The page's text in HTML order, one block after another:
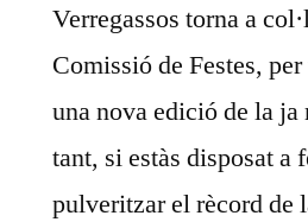
Verregassos torna a
Comissió de Festes,
una nova edició de la
tant, si estàs disposat a
pulveritzar el rècord de